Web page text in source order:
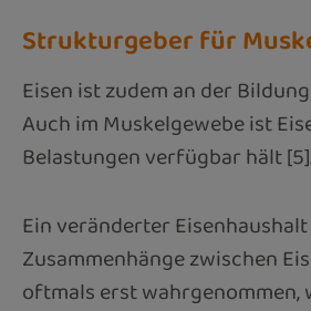
Strukturgeber für
Eisen ist zudem an der
Auch im Muskelgewebe ist
Belastungen verfügbar hält
Ein veränderter
Zusammenhänge zwischen
oftmals erst wahrgenommen,